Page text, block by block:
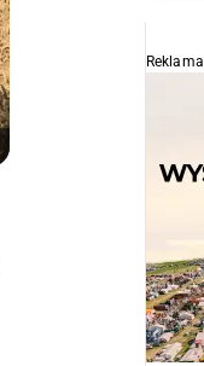
Reklama